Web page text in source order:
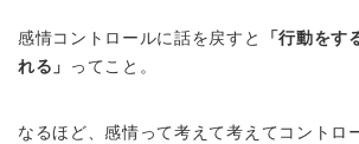
感情コントロールに話を戻すと
「行動をす
れる」
ってこと。
なるほど、感情って考えて考えてコントロ